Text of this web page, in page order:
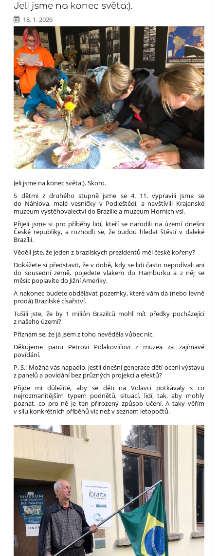
Jeli jsme na konec světa:).
18. 1. 2026
Jeli jsme na konec světa:). Skoro.
S dětmi z druhého stupně jsme se 4. 11. vypravili jsme se
do Náhlova, malé vesničky v Podještědí, a navštívili Krajanské
muzeum vystěhovalectví do Brazílie a muzeum Horních vsí.
Přijeli jsme si pro příběhy lidí, kteří se narodili na území dnešní
České republiky, a rozhodli se, že budou hledat štěstí v daleké
Brazílii.
Věděli jste, že jeden z brazilských prezidentů měl české kořeny?
Dokážete si představit, že v době, kdy se lidi často nepodívali ani
do sousední země, pojedete vlakem do Hamburku a z něj se
měsíc poplavíte do Jižní Ameriky.
A nakonec budete obdělávat pozemky, které vám dá (nebo levně
prodá) Brazilské císařství.
Tušili jste, že by 1 milión Brazilců mohl mít předky pocházející
z našeho území?
Přiznám se, že já jsem z toho nevěděla vůbec nic.
Děkujeme panu Petrovi Polakovičovi z muzea za zajímavé
povídání.
P. S.: Možná vás napadlo, jestli dnešní generace dětí ocení výstavu
z panelů a povídání bez průzných projekcí a efektů?
Přijde mi důležité, aby se děti na Volavci potkávaly s co
nejrozmanitějším typem podnětů, situací, lidí, tak, aby mohly
poznat, co pro ně je ten přirozený způsob učení. A taky věřím
v sílu konkrétních příběhů víc než v seznam letopočtů.